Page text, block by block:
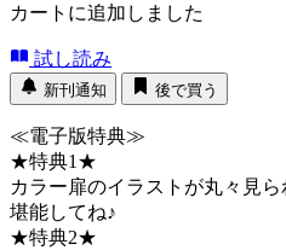
カートに追加しました
試し読み
新刊通知 後で買う
≪電子版特典≫
★特典1★
カラー扉のイラストが丸々見
堪能してね♪
★特典2★